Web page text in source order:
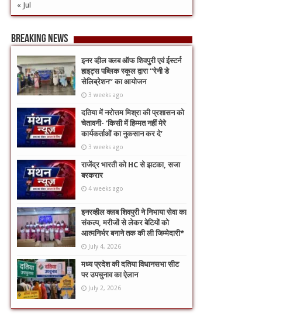
« Jul
Breaking News
इनर व्हील क्लब ऑफ शिवपुरी एवं ईस्टर्न
हाइट्स पब्लिक स्कूल द्वारा “रेनी डे
सेलिब्रेशन” का आयोजन
3 weeks ago
दतिया में नरोत्तम मिश्रा की प्रशासन को
चेतावनी- ‘किसी में हिम्मत नहीं मेरे
कार्यकर्ताओं का नुकसान कर दे’
3 weeks ago
राजेंद्र भारती को HC से झटका, सजा
बरकरार
4 weeks ago
इनरव्हील क्लब शिवपुरी ने निभाया सेवा का
संकल्प, मरीजों से लेकर बेटियों को
आत्मनिर्भर बनाने तक की ली जिम्मेदारी*
July 4, 2026
मध्य प्रदेश की दतिया विधानसभा सीट
पर उपचुनाव का ऐलान
July 2, 2026